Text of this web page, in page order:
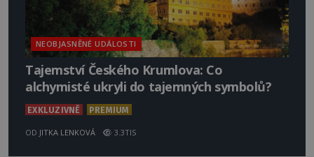
NEOBJASNĚNÉ UDÁLOSTI
Tajemství Českého Krumlova: Co
alchymisté ukryli do tajemných symbolů?
EXKLUZIVNĚ PREMIUM
OD JITKA LENKOVÁ 3.3TIS